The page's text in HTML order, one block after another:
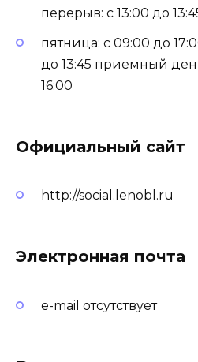
перерыв: с 13:00 до
пятница: с 09:00 до
до 13:45 приемный
16:00
Официальный сайт
http://social.lenobl.ru
Электронная почта
e-mail отсутствует